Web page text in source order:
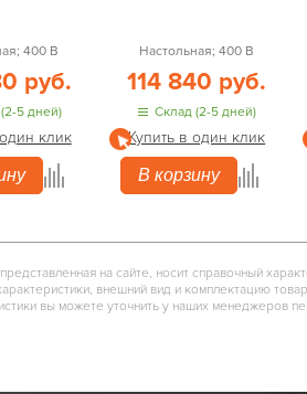
400 В
руб.
5 дней)
клик
Настольная; 400 В
114 840 руб.
Склад (2-5 дней)
Купить в один клик
В корзину
на сайте, носит справочный
внешний вид и комплектацию
вы можете уточнить у наших менеджеров